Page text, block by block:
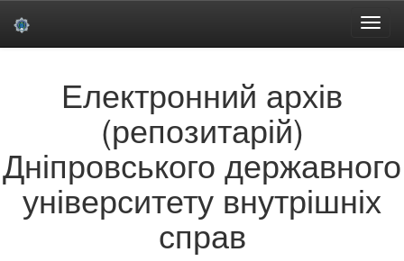
Електронний архів
(репозитарій)
Дніпровського державного
університету внутрішніх
справ